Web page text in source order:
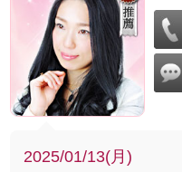
2025/01/13(月)